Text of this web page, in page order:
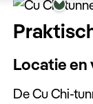
Locatie en
De Cu Chi-